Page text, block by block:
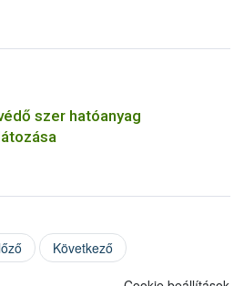
szer hatóanyag
Következő